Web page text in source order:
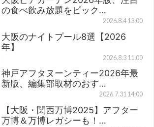
の食べ飲み放題をピック…
2026.8.4 13:00
大阪のナイトプール8選【2026
年】
2026.8.3 11:00
神戸アフタヌーンティー2026年最
新版、編集部取材のおす…
2026.7.31 14:00
【大阪・関西万博2025】アフター
万博＆万博レガシーも！…